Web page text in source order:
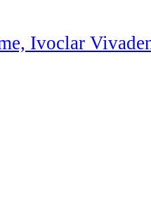
Ivoclar